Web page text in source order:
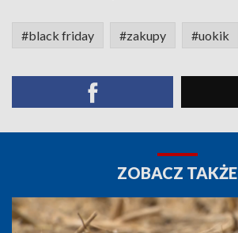
#black friday #zakupy #uokik
ZOBACZ TAKŻE